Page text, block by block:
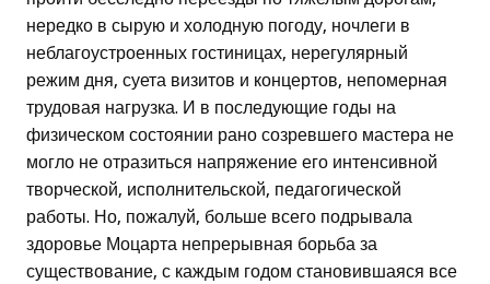
нередко в сырую и холодную погоду, ночлеги в
неблагоустроенных гостиницах, нерегулярный
режим дня, суета визитов и концертов, непомерная
трудовая нагрузка. И в последующие годы на
физическом состоянии рано созревшего мастера не
могло не отразиться напряжение его интенсивной
творческой, исполнительской, педагогической
работы. Но, пожалуй, больше всего подрывала
здоровье Моцарта непрерывная борьба за
существование, с каждым годом становившаяся все